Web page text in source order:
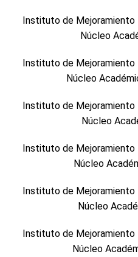
Instituto de
Núcleo
Instituto de
Núcleo
Instituto de
Núcleo
Instituto de
Núcleo
Instituto de
Núcleo
Instituto de
Núcleo